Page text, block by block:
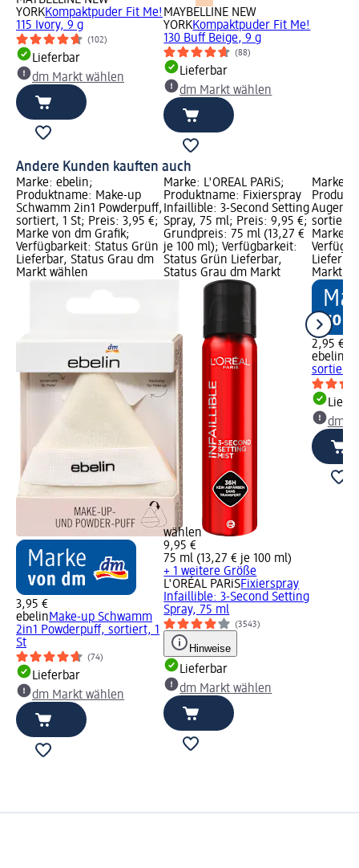
YORKKompaktpuder Fit Me!
115 Ivory, 9 g
(102)
Lieferbar
dm Markt wählen
MAYBELLINE NEW
YORKKompaktpuder Fit Me!
130 Buff Beige, 9 g
(88)
Lieferbar
dm Markt wählen
Andere Kunden kauften auch
Marke: ebelin;
Produktname: Make-up
Schwamm 2in1 Powderpuff,
sortiert, 1 St; Preis: 3,95 €;
Marke von dm Grafik;
Verfügbarkeit: Status Grün
Lieferbar, Status Grau dm
Markt wählen
3,95 €
ebelinMake-up Schwamm
2in1 Powderpuff, sortiert, 1
St
(74)
Lieferbar
dm Markt wählen
Marke: L'ORÉAL PARiS;
Produktname: Fixierspray
Infaillible: 3-Second Setting
Spray, 75 ml; Preis: 9,95 €;
Grundpreis: 75 ml (13,27 €
je 100 ml); Verfügbarkeit:
Status Grün Lieferbar,
Status Grau dm Markt
wählen
9,95 €
75 ml (13,27 € je 100 ml)
+ 1 weitere Größe
L'ORÉAL PARiSFixierspray
Infaillible: 3-Second Setting
Spray, 75 ml
(3543)
Hinweise
Lieferbar
dm Markt wählen
Marke:
sortiert,
Marke
Markt
2,95 €
ebelin
sortiert,
dm